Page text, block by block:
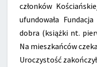
członków
ufundowała
dobra (książki nt.
Na mieszkańców
Uroczystość